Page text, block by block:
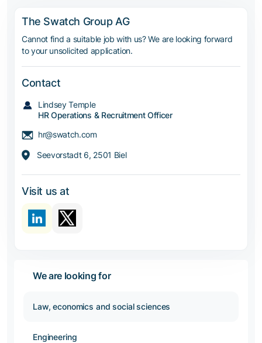
The Swatch Group AG
Cannot find a suitable job with us? We are looking forward
to your unsolicited application.
Contact
Lindsey Temple
HR Operations & Recruitment Officer
hr@swatch.com
Seevorstadt 6, 2501 Biel
Visit us at
We are looking for
Law, economics and social sciences
Engineering